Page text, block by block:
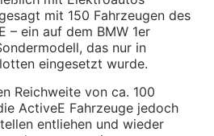
mit 150 Fahrzeugen des
– ein auf dem BMW 1er
das nur in
eingesetzt wurde.
Reichweite von ca. 100
ActiveE Fahrzeuge jedoch
entliehen und wieder